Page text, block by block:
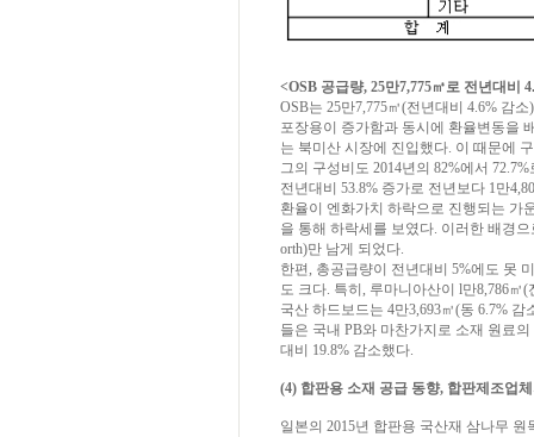
<OSB 공급량, 25만7,775㎥로 전년대비
OSB는 25만7,775㎥(전년대비 4.6% 감
포장용이 증가함과 동시에 환율변동을
는 북미산 시장에 진입했다. 이 때문에
그의 구성비도 2014년의 82%에서
전년대비 53.8% 증가로 전년보다 1만
환율이 엔화가치 하락으로 진행되는 가
을 통해 하락세를 보였다. 이러한 배경
orth)만 남게 되었다.
한편, 총공급량이 전년대비 5%에도 못
도 크다. 특히, 루마니아산이 l만8,786㎥
국산 하드보드는 4만3,693㎥(동 6.7%
들은 국내 PB와 마찬가지로 소재 원료
대비 19.8% 감소했다.
(4) 합판용 소재 공급 동향, 합판제조업
일본의 2015년 합판용 국산재 삼나무